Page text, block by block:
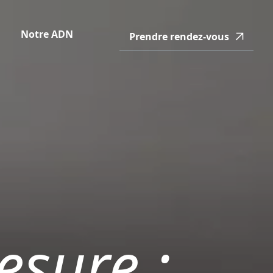
Notre ADN Prendre rendez-vous